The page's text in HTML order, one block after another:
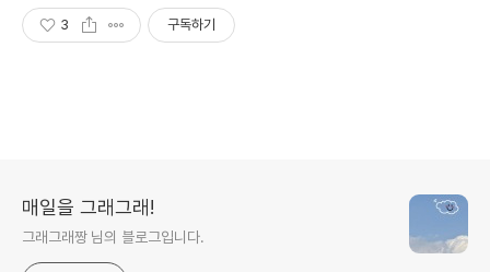
3 구독하기
매일을 그래그래!
그래그래짱 님의 블로그입니다.